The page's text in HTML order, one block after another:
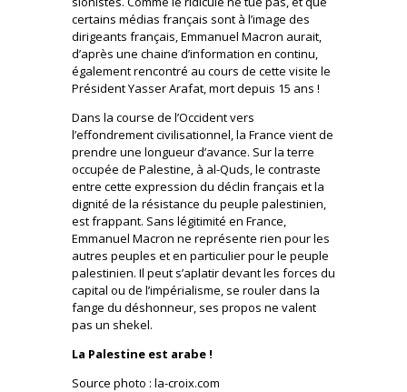
certains médias français sont à l’image des
dirigeants français, Emmanuel Macron aurait,
d’après une chaine d’information en continu,
également rencontré au cours de cette visite le
Président Yasser Arafat, mort depuis 15 ans !
Dans la course de l’Occident vers
l’effondrement civilisationnel, la France vient de
prendre une longueur d’avance. Sur la terre
occupée de Palestine, à al-Quds, le contraste
entre cette expression du déclin français et la
dignité de la résistance du peuple palestinien,
est frappant. Sans légitimité en France,
Emmanuel Macron ne représente rien pour les
autres peuples et en particulier pour le peuple
palestinien. Il peut s’aplatir devant les forces du
capital ou de l’impérialisme, se rouler dans la
fange du déshonneur, ses propos ne valent
pas un shekel.
La Palestine est arabe !
Source photo : la-croix.com